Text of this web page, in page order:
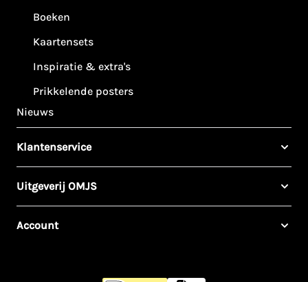
Boeken
Kaartensets
Inspiratie & extra's
Prikkelende posters
Nieuws
Klantenservice
Uitgeverij OMJS
Account